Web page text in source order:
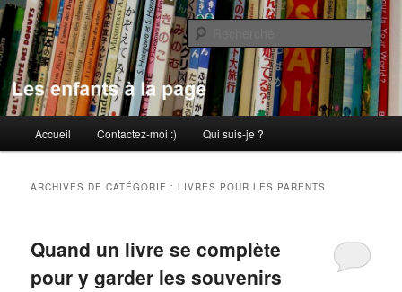
Aller
au
contenu
principal
Aller
au
contenu
secondaireLes enfants à la page
principal
Accueil Contactez-moi :) Qui suis-je ?
ARCHIVES DE CATÉGORIE :LIVRES POUR LES PARENTS
Quand un livre se complète
pour y garder les souvenirs